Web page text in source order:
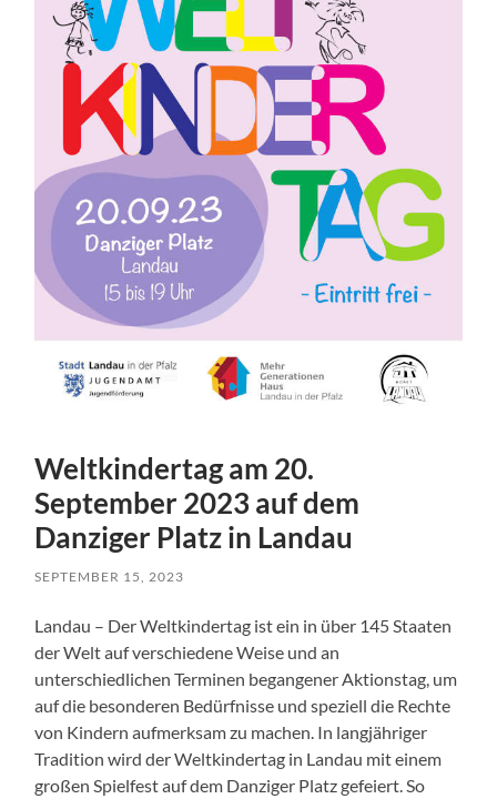
Weltkindertag am 20.
September 2023 auf dem
Danziger Platz in Landau
SEPTEMBER 15, 2023
Landau – Der Weltkindertag ist ein in über 145 Staaten
der Welt auf verschiedene Weise und an
unterschiedlichen Terminen begangener Aktionstag, um
auf die besonderen Bedürfnisse und speziell die Rechte
von Kindern aufmerksam zu machen. In langjähriger
Tradition wird der Weltkindertag in Landau mit einem
großen Spielfest auf dem Danziger Platz gefeiert. So